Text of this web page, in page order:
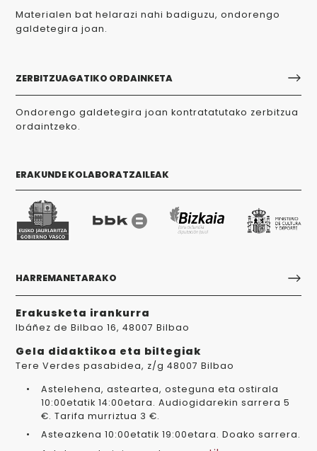
Materialen bat helarazi nahi badiguzu, ondorengo
galdetegira joan.
ZERBITZUAGATIKO ORDAINKETA
Ondorengo galdetegira joan kontratatutako zerbitzua
ordaintzeko.
ERAKUNDE KOLABORATZAILEAK
HARREMANETARAKO
Erakusketa irankurra
Ibáñez de Bilbao 16, 48007 Bilbao
Gela didaktikoa eta biltegiak
Tere Verdes pasabidea, z/g 48007 Bilbao
Astelehena, asteartea, osteguna eta ostirala
10:00etatik 14:00etara. Audiogidarekin sarrera 5
€. Tarifa murriztua 3 €.
Asteazkena 10:00etatik 19:00etara. Doako sarrera.